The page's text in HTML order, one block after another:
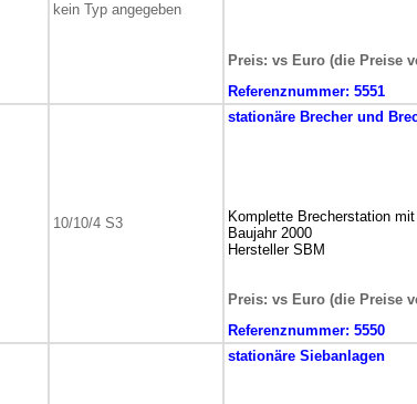
kein Typ angegeben
Preis: vs Euro (die Preise
Referenznummer: 5551
10/10/4 S3
stationäre Brecher und
Komplette Brecherstation
Baujahr 2000
Hersteller SBM
Preis: vs Euro (die Preise
Referenznummer: 5550
stationäre Siebanlagen